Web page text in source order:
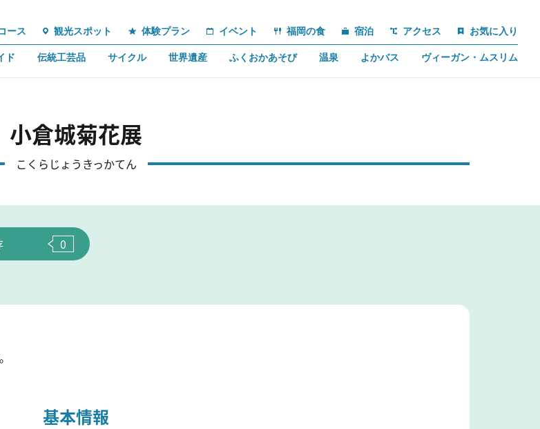
ース 観光スポット 体験プラン イベント 福岡の食 宿泊 アクセス お気に入り
ド 伝統工芸品 サイクル 世界遺産 ふくおかあそび 温泉 よかバス ヴィーガン・ムスリム
小倉城菊花展
こくらじょうきっかてん
0
基本情報